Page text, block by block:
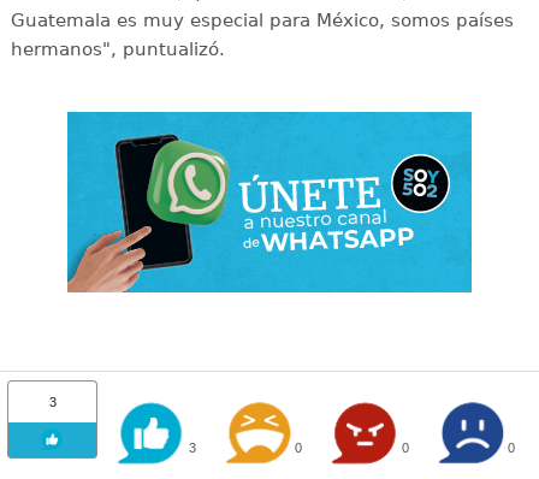
Guatemala es muy especial para México, somos países
hermanos", puntualizó.
3
3 0 0 0